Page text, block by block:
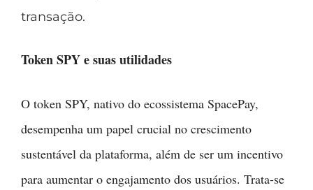
transação.
Token SPY e suas utilidades
O token SPY, nativo do ecossistema SpacePay,
desempenha um papel crucial no crescimento
sustentável da plataforma, além de ser um incentivo
para aumentar o engajamento dos usuários. Trata-se